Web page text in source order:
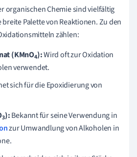
organischen Chemie sind vielfältig
Palette von Reaktionen. Zu den
zählen:
(KMnO4):Wird oft zur Oxidation
verwendet.
sich für die Epoxidierung von
3):Bekannt für seine Verwendung in
zur Umwandlung von Alkoholen in